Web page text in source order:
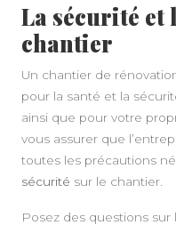
La sécurité et
chantier
Un chantier de
pour la santé et la
ainsi que pour votre
vous assurer que
toutes les précautions
sécurité sur le chantier.
Posez des questions